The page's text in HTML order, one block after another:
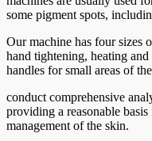
some pigment spots,
Our machine has four sizes
hand tightening, heating
handles for small areas of
conduct comprehensive
providing a reasonable
management of the skin.